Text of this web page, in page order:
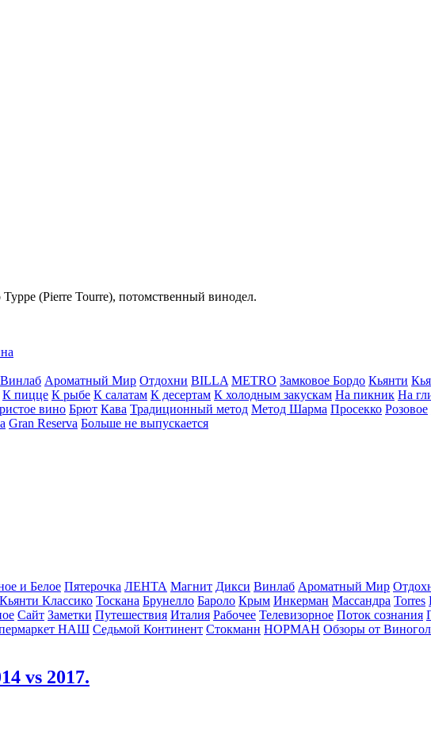
(Pierre Tourre), потомственный винодел.
Винлаб Ароматный Мир Отдохни BILLA METRO Замковое Бордо Кьянти
К пицце К рыбе К салатам К десертам К холодным закускам На пикник На
вино Брют Кава Традиционный метод Метод Шарма Просекко Розовое
Gran Reserva Больше не выпускается
и Белое Пятерочка ЛЕНТА Магнит Дикси Винлаб Ароматный Мир
Кьянти Классико Тоскана Брунелло Бароло Крым Инкерман Массандра Torres
Сайт Заметки Путешествия Италия Рабочее Телевизорное Поток сознания
НАШ Седьмой Континент Стокманн НОРМАН Обзоры от
vs 2017.